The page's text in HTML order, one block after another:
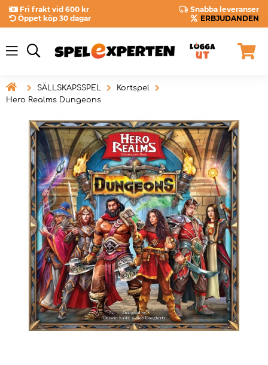
Fri frakt vid 600 kr
Snabba leveranser
Öppet köp 30 dagar
ERBJUDANDEN
 SÄLLSKAPSSPEL
Kortspel
Hero Realms Dungeons